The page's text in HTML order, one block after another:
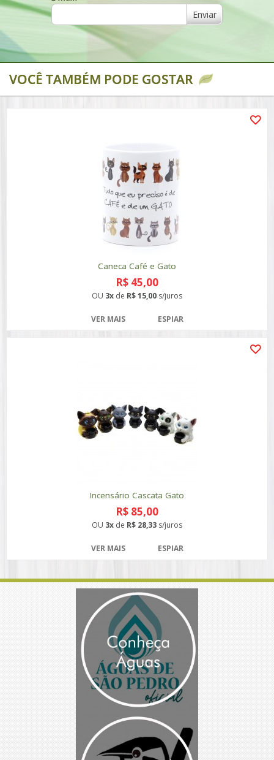
Enviar
VOCÊ TAMBÉM PODE GOSTAR
Caneca Café e Gato
R$ 45,00
OU 3x de R$ 15,00 s/juros
VER MAIS ESPIAR
Incensário Cascata Gato
R$ 85,00
OU 3x de R$ 28,33 s/juros
VER MAIS ESPIAR